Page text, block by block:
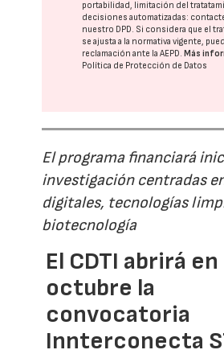
portabilidad, limitación del
decisiones automatizadas:
nuestro DPD. Si considera que el
se ajusta a la normativa vigente,
reclamación ante laAEPD. Más
Política de Protección de Datos
El programa financiará
investigación centradas
digitales, tecnologías
biotecnología
El CDTI abrirá en
octubre la
convocatoria
Innterconecta